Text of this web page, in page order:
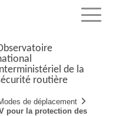
Menu
de la
routière
de déplacement
pour la protection des